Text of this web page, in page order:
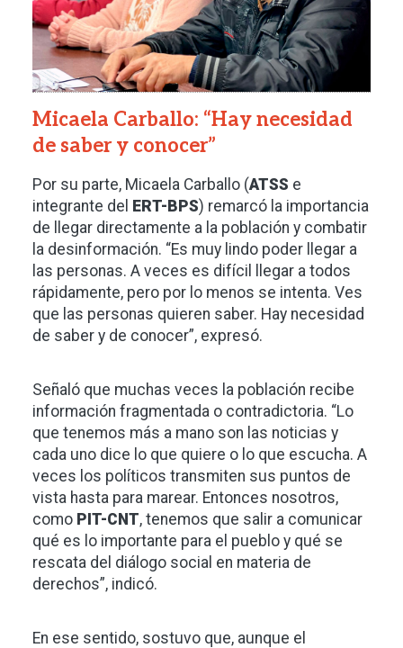
Micaela Carballo: “Hay necesidad
de saber y conocer”
Por su parte, Micaela Carballo (ATSS e
integrante del ERT-BPS) remarcó la importancia
de llegar directamente a la población y combatir
la desinformación. “Es muy lindo poder llegar a
las personas. A veces es difícil llegar a todos
rápidamente, pero por lo menos se intenta. Ves
que las personas quieren saber. Hay necesidad
de saber y de conocer”, expresó.
Señaló que muchas veces la población recibe
información fragmentada o contradictoria. “Lo
que tenemos más a mano son las noticias y
cada uno dice lo que quiere o lo que escucha. A
veces los políticos transmiten sus puntos de
vista hasta para marear. Entonces nosotros,
como PIT-CNT, tenemos que salir a comunicar
qué es lo importante para el pueblo y qué se
rescata del diálogo social en materia de
derechos”, indicó.
En ese sentido, sostuvo que, aunque el